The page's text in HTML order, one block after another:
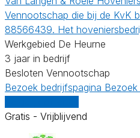
Vennootschap die bij de KvK
88566439. Het
Werkgebied De Heurne
3 jaar in bedrijf
Besloten Vennootschap
Bezoek bedrijfspagina
Gratis - Vrijblijvend